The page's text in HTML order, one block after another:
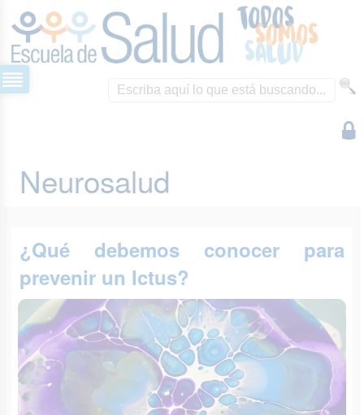
Neurosalud
¿Qué debemos conocer para
prevenir un Ictus?